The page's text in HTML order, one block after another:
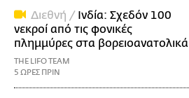
Διεθνή / Ινδία: Σχεδόν 100
νεκροί από τις φονικές
πλημμύρες στα βορειοανατολικά
THE LIFO TEAM
5 ΩΡΕΣ ΠΡΙΝ